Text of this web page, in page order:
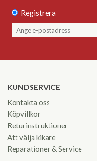
Registrera
KUNDSERVICE
Kontakta oss
Köpvillkor
Returinstruktioner
Att välja kikare
Reparationer & Service